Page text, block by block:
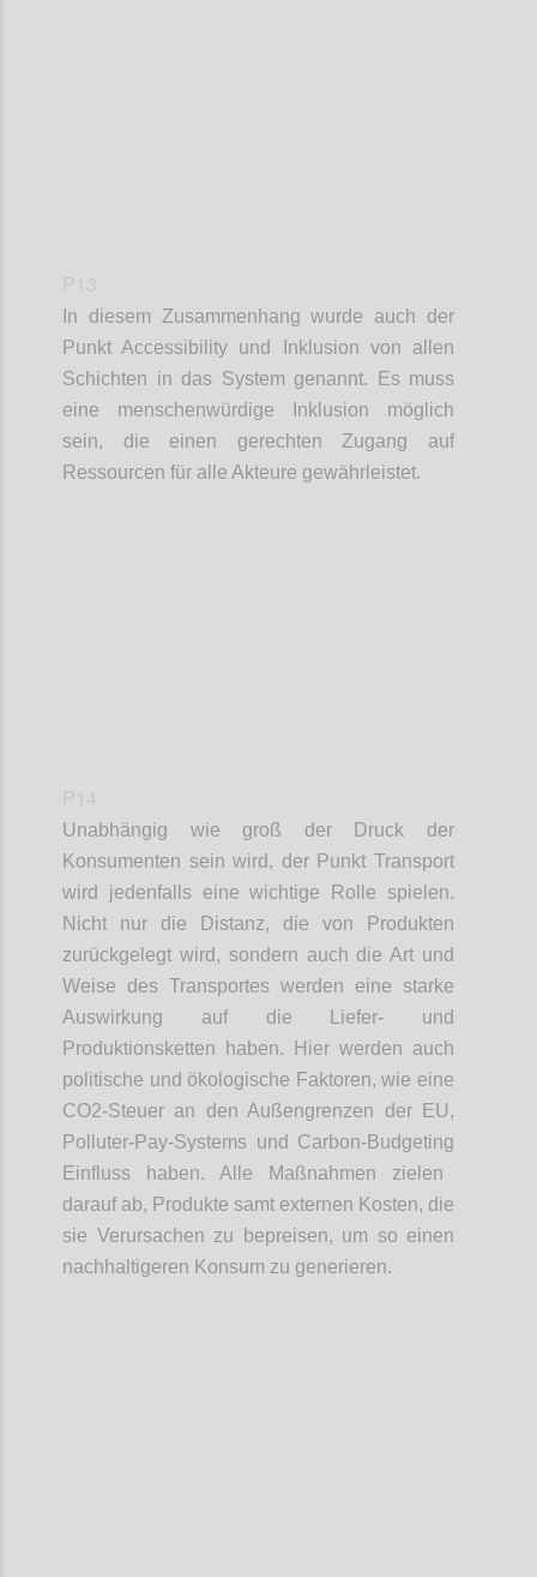
In diesem Zusammenhang wurde auch der
PunktAccessibility und Inklusion von allen
Schichten in das System genannt. Es muss
eine menschenwürdige Inklusion möglich
sein, d ie einen gerechten Zugang auf
Ressourcen für alle Akteure gewährleistet.
Unabhängig wie groß der Druck der
Konsumenten sein wird , der Punkt Transport
wird jedenfalls eine wichtige Rolle spielen.
Nicht nur die Distanz, die von Produkten
zurückgelegt wird, sondern auch die Art und
Weise des Transportes werden eine starke
Auswirkung auf die Liefer- und
Produktionsketten haben. Hier werden auch
politische und ökologische Faktoren, wie eine
CO2-Steuer an den Außengrenzen der EU,
Polluter-Pay-Systems und Carbon-Budgeting
Einfluss
haben. Alle Maßnahmen zielen
daraufab, Produkte samt externen Kosten, die
sie Verursachen zu
bepreisen, um so einen
nachhaltigeren Konsum zu generieren.